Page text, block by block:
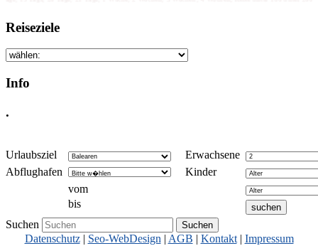
Reiseziele
Info
.
Urlaubsziel
Erwachsene
Abflughafen
Kinder
vom
bis
Suchen
Datenschutz| Seo-WebDesign | AGB | Kontakt| Impressum